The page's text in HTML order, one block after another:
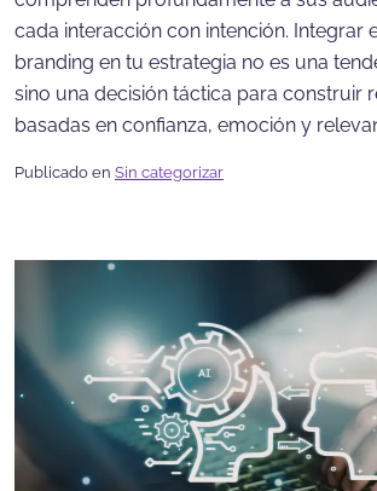
cada interacción con intención. Integrar
branding en tu estrategia no es una
sino una decisión táctica para construir
basadas en confianza, emoción y
Publicado en Sin categorizar